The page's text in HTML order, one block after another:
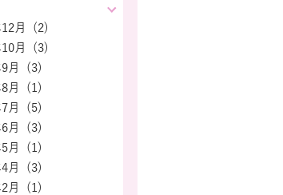
12月 (2)
10月 (3)
9月 (3)
8月 (1)
7月 (5)
6月 (3)
5月 (1)
4月 (3)
2月 (1)